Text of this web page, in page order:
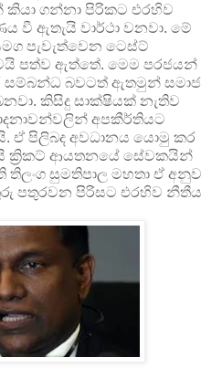
කියා ගන්නා පිරිකට එරහිව
වී ඇතැයි වාර්ථා වනවා. මේ
පැවැත්වෙන ටෙස්ට්
පත්ව ඇත්තේ. මෙම පරජයන්
සම්බන්ධ බවටත් ඇතමුන් සමාජ
කිසිදු සාක්ෂියක් නැතිව
අපකීර්තියට
ඒ පිලිබද අවධානය යොමු කර
ක්‍රිකට් ආයතනයේ සේවකයින්
සුමතිපාල මහතා ඒ අනුව
පතුරවන පිරිසට එරහිව නීතීය